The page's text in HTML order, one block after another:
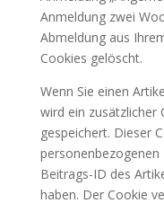
Anmeldung zwei
Abmeldung aus
Cookies gelöscht.
Wenn Sie einen
wird ein zusätzlicher
gespeichert. Dieser
Beitrags-ID des
haben. Der Cookie